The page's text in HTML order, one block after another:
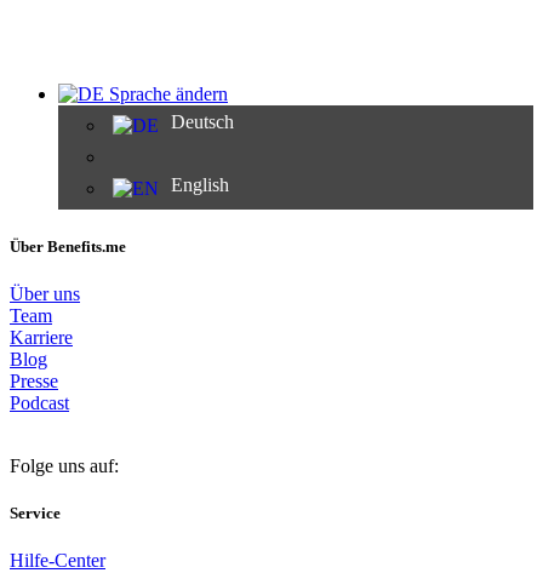
Sprache ändern
Deutsch
English
Über Benefits.me
Über uns
Team
Karriere
Blog
Presse
Podcast
Folge uns auf:
Service
Hilfe-Center